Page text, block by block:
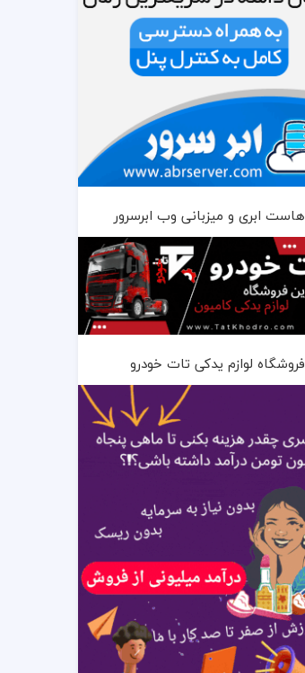
هاست ابری و میزبانی وب ابرسرور
فروشگاه لوازم یدکی تات خودرو